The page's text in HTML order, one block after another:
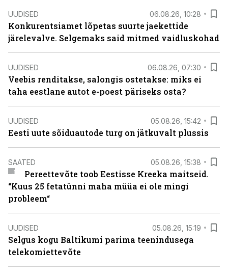
UUDISED 06.08.26, 10:28
Konkurentsiamet lõpetas suurte jaekettide
järelevalve. Selgemaks said mitmed vaidluskohad
UUDISED 06.08.26, 07:30
Veebis renditakse, salongis ostetakse: miks ei
taha eestlane autot e-poest päriseks osta?
UUDISED 05.08.26, 15:42
Eesti uute sõiduautode turg on jätkuvalt plussis
SAATED 05.08.26, 15:38
Pereettevõte toob Eestisse Kreeka maitseid.
“Kuus 25 fetatünni maha müüa ei ole mingi
probleem“
UUDISED 05.08.26, 15:19
Selgus kogu Baltikumi parima teenindusega
telekomiettevõte